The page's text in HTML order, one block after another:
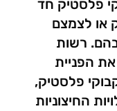
פלסטיק חד
או לצמצם
רשות
הפניית
פלסטיק,
החיצוניות